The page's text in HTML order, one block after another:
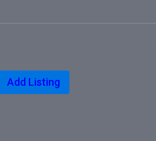
Add Listing